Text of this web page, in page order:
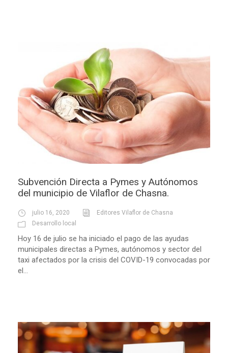
Subvención Directa a Pymes y Autónomos
del municipio de Vilaflor de Chasna.
julio 16, 2020
Editores Vilaflor de Chasna
Desarrollo local
Hoy 16 de julio se ha iniciado el pago de las ayudas
municipales directas a Pymes, autónomos y sector del
taxi afectados por la crisis del COVID-19 convocadas por
el...